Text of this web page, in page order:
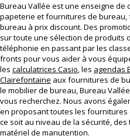
Bureau Vallée est une enseigne de
papeterie et fournitures de
bureau à prix discount. Des
sur toute une sélection de produits
téléphonie en passant par les
fronts pour vous aider à vous
les calculatrices Casio, les agendas
Clairefontaine aux fournitures de
le mobilier de bureau, Bureau
vous recherchez. Nous avons
en proposant toutes les
ce soit au niveau de la sécurité,
matériel de manutention.